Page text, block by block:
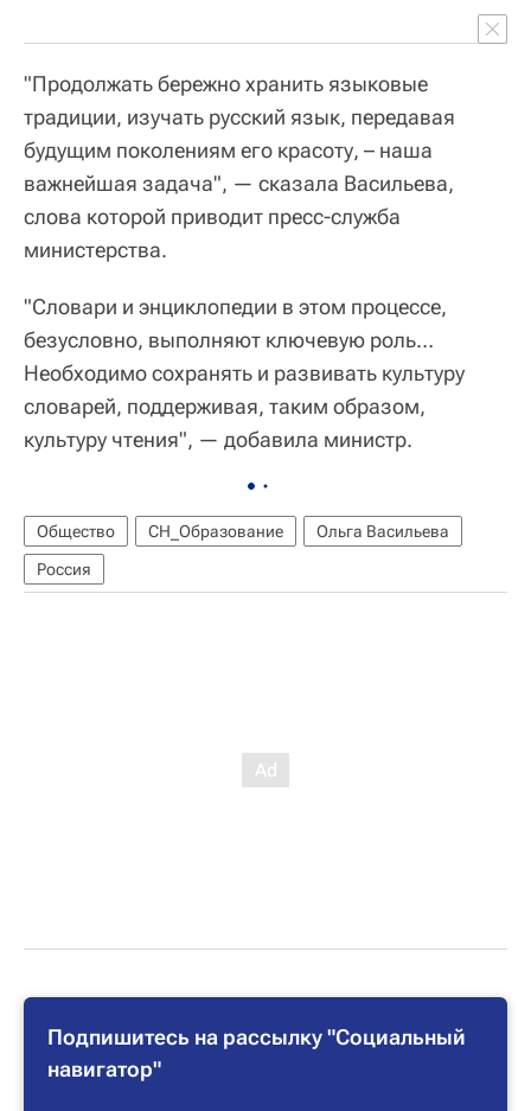
"Продолжать бережно хранить языковые
традиции, изучать русский язык, передавая
будущим поколениям его красоту, – наша
важнейшая задача", — сказала Васильева,
слова которой приводит пресс-служба
министерства.
"Словари и энциклопедии в этом процессе,
безусловно, выполняют ключевую роль…
Необходимо сохранять и развивать культуру
словарей, поддерживая, таким образом,
культуру чтения", — добавила министр.
Общество СН_Образование
Ольга Васильева
Россия
Подпишитесь на рассылку "Социальный
навигатор"